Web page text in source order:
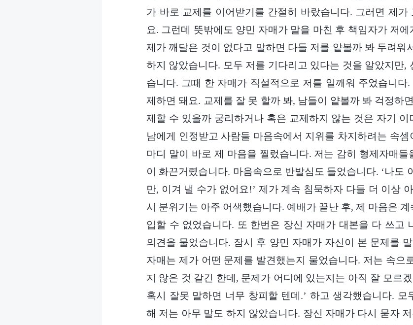
가 바로 교제를 이어받기를 간절히 바랐습니다. 그러면 제가
요. 그런데 뜻밖에도 양민 자매가 말을 마친 후 책임자가 저
제가 깨달은 것이 없다고 말하면 다들 저를 얕볼까 봐 두려워
하지 않았습니다. 모두 저를 기다리고 있다는 것을 알았지만,
습니다. 그때 한 자매가 직설적으로 저를 일깨워 주었습니다
제하면 돼요. 교제를 잘 못 할까 봐, 남들이 얕볼까 봐 걱정하
제할 수 있을까 궁리하거나 혹은 교제하지 않는 것은 자기 이
남에게 인정받고 사람들 마음속에서 지위를 차지하려는 속셈
마디 말이 바로 제 마음을 찔렀습니다. 저는 감히 형제자매들
이 화끈거렸습니다. 마음속으로 반발심도 들었습니다. ‘나도
만, 이겨 낼 수가 없어요!’ 제가 계속 침묵하자 다들 더 이상
시 분위기는 아주 어색했습니다. 예배가 끝난 후, 제 마음은
입할 수 없었습니다. 또 한번은 장신 자매가 대본을 다 쓰고
의견을 물었습니다. 잠시 후 양민 자매가 자신이 본 문제를
자매는 제가 어떤 문제를 발견했는지 물었습니다. 저는 속으
지 않은 것 같긴 한데, 문제가 어디에 있는지는 아직 잘 모르
혹시 잘못 말하면 너무 창피할 텐데.’ 하고 생각했습니다. 모
해 저는 아무 말도 하지 않았습니다. 장신 자매가 다시 묻자